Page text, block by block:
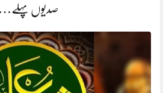
صدیوں پہلے…